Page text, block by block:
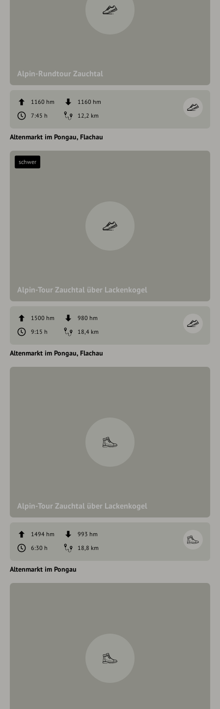
Alpin-Rundtour Zauchtal
1160 hm
1160 hm
7:45 h
12,2 km
Altenmarkt im Pongau Flachau
Alpin-Tour Zauchtal über Lackenkogel
schwer
1500 hm
980 hm
9:15 h
18,4 km
Altenmarkt im Pongau Flachau
Alpin-Tour Zauchtal über Lackenkogel
1494 hm
993 hm
6:30 h
18,8 km
Altenmarkt im Pongau